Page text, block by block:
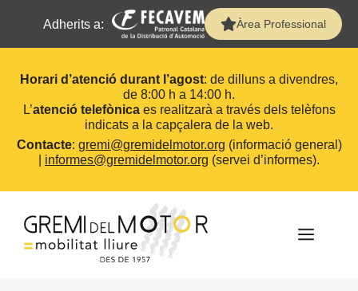
Adherits a: Àrea Professional
Horari d’atenció durant l’agost: de dilluns a divendres,
de 8:00 h a 14:00 h.
L’atenció telefònicaes realitzarà a través dels telèfons
indicats a la capçalera de la web.
Contacte: gremi@gremidelmotor.org (informació general)
informes@gremidelmotor.org (servei d’informes).
contingut